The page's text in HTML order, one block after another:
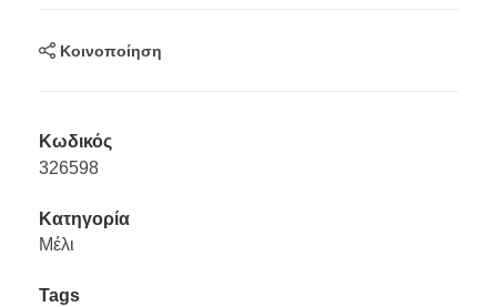
Κοινοποίηση
Κωδικός
326598
Κατηγορία
Mέλι
Tags